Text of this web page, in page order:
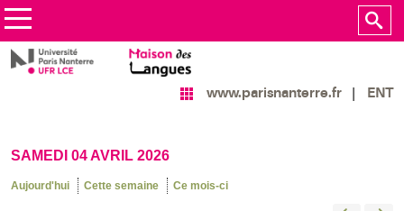
www.parisnanterre.fr ENT
SAMEDI 04 AVRIL 2026
Aujourd'hui Cette semaine Ce mois-ci